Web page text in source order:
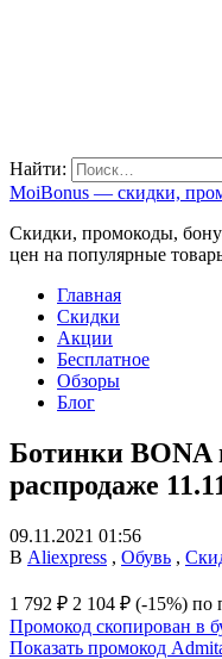
Найти:
MoiBonus — скидки,
Скидки, промокоды,
цен на популярные
Главная
Скидки
Акции
Бесплатное
Обзоры
Блог
Ботинки BONA
распродаже
09.11.2021 01:56
В Aliexpress , Обувь ,
1 792 ₽ 2 104 ₽ (-15%) по
Промокод скопирован в
Показать промокод